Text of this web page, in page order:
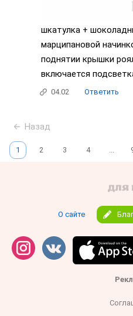
шкатулка +
марципановой
поднятии крышки
включается
04.02 Ответить
Назад
1 2 3 4 ...
О сайте